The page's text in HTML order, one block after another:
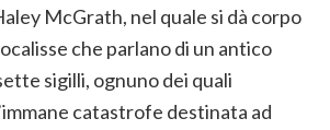
McGrath, nel quale si dà corpo
che parlano di un antico
sigilli, ognuno dei quali
catastrofe destinata ad